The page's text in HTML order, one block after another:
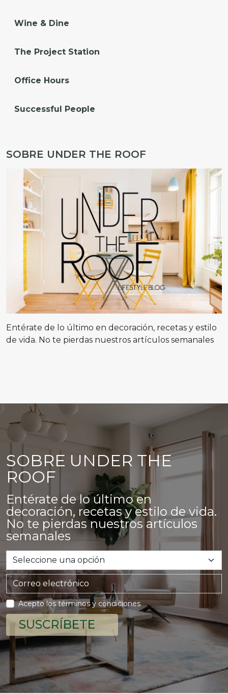
Wine & Dine
The Project Station
Office Hours
Successful People
SOBRE UNDER THE ROOF
Entérate de lo último en decoración, recetas y estilo
de vida. No te pierdas nuestros artículos semanales
SOBRE UNDER THE
ROOF
Entérate de lo último en
decoración, recetas y estilo de vida.
No te pierdas nuestros artículos
semanales
Acepto los términos y condiciones
SUSCRÍBETE